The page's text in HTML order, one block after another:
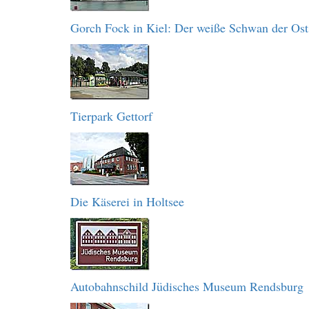
Gorch Fock in Kiel: Der weiße Schwan der
Tierpark Gettorf
Die Käserei in Holtsee
Autobahnschild Jüdisches Museum Rendsburg